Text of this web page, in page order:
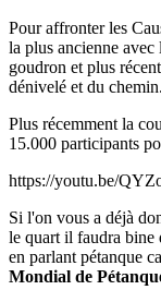
Pour affronter les
la plus ancienne avec
goudron et plus
dénivelé et du chemin.
Plus récemment la
15.000 participants
https://youtu.be/
Si l'on vous a déjà
le quart il faudra bine
en parlant pétanque
Mondial de